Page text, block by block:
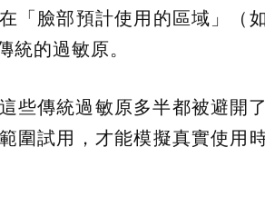
「臉部預計使用的區域」（
統的過敏原。
些傳統過敏原多半都被避開
圍試用，才能模擬真實使用